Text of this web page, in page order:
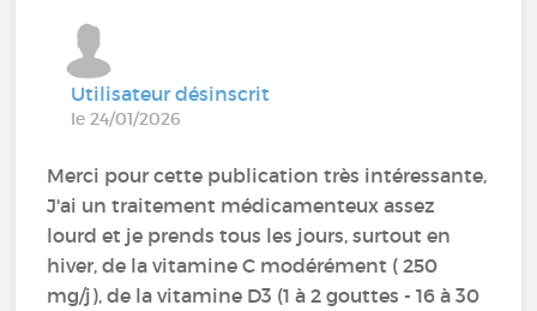
Utilisateur désinscrit
le 24/01/2026
Merci pour cette publication très intéressante,
J'ai un traitement médicamenteux assez
lourd et je prends tous les jours, surtout en
hiver, de la vitamine C modérément ( 250
mg/j), de la vitamine D3 (1 à 2 gouttes - 16 à 30